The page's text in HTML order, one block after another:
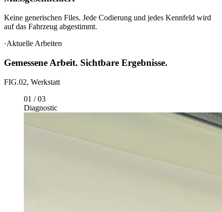
Massgeschneidert
auf das Fahrzeug abgestimmt.
·Aktuelle Arbeiten
Gemessene Arbeit. Sichtbare Ergebnisse.
FIG.02, Werkstatt
01/03
Diagnostic